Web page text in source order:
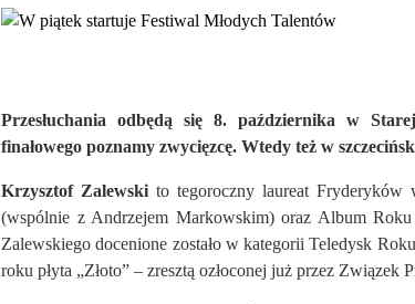
Przesłuchania odbędą się 8. października w
finałowego poznamy zwycięzcę. Wtedy też w
Krzysztof Zalewski to tegoroczny laureat Fryderyków
(wspólnie z Andrzejem Markowskim) oraz Album
Zalewskiego docenione zostało w kategorii Teledysk
roku płyta „Złoto” – zresztą ozłoconej już przez Związek